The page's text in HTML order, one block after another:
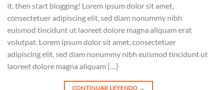
it, then start blogging! Lorem ipsum dolor sit amet,
consectetuer adipiscing elit, sed diam nonummy nibh
euismod tincidunt ut laoreet dolore magna aliquam erat
volutpat. Lorem ipsum dolor sit amet, consectetuer
adipiscing elit, sed diam nonummy nibh euismod tincidunt ut
laoreet dolore magna aliquam […]
CONTINUAR LEYENDO →